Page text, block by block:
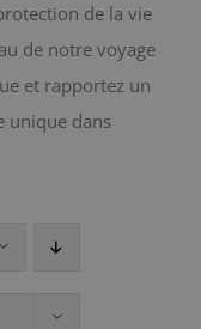
de la vie
de notre voyage
et rapportez un
unique dans